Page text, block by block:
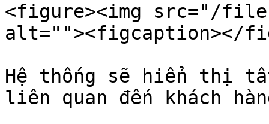
<figure><img src="/files/
alt=""><figcaption></
Hệ thống sẽ hiển thị
liên quan đến khách